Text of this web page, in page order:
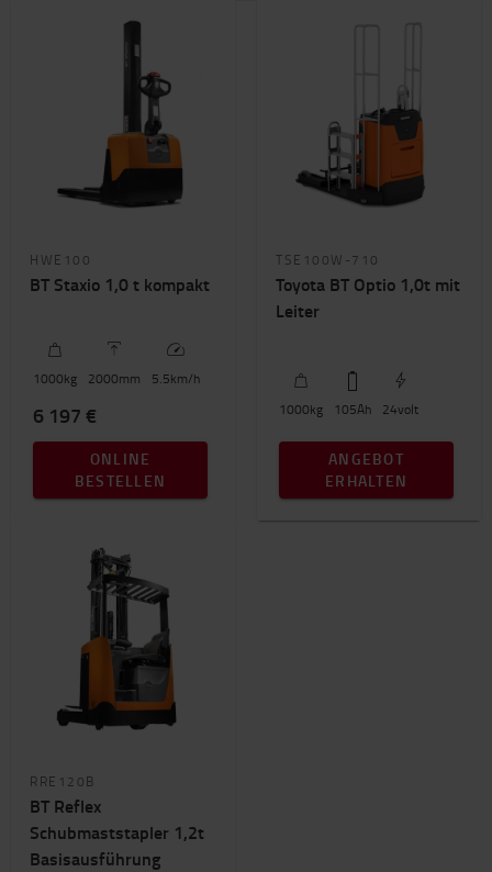
HWE100
BT Staxio 1,0 t kompakt
1000kg 2000mm 5.5km/h
6 197 €
ONLINE
BESTELLEN
TSE100W-710
Toyota BT Optio 1,0t mit
Leiter
1000kg 105Ah 24volt
ANGEBOT
ERHALTEN
RRE120B
BT Reflex
Schubmaststapler 1,2t
Basisausführung